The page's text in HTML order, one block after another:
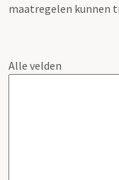
maatregelen kunnen
Alle velden